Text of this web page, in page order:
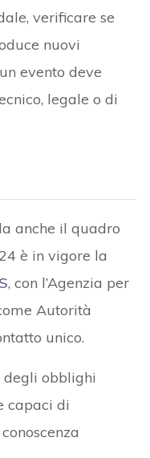
verificare se
nuovi
evento deve
legale o di
anche il quadro
è in vigore la
, con l’Agenzia per
Autorità
unico.
degli obblighi
capaci di